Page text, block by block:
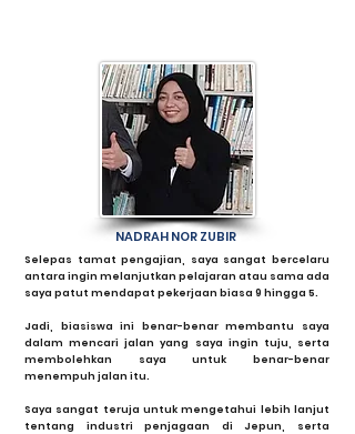
NADRAH NOR ZUBIR
Selepas tamat pengajian, saya sangat bercelaru
antara ingin melanjutkan pelajaran atau sama ada
saya patut mendapat pekerjaan biasa 9 hingga 5.
Jadi, biasiswa ini benar-benar membantu saya
dalam mencari jalan yang saya ingin tuju, serta
membolehkan saya untuk benar-benar
menempuh jalan itu.
Saya sangat teruja untuk mengetahui lebih lanjut
tentang industri penjagaan di Jepun, serta